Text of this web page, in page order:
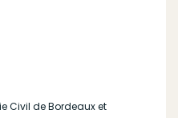
Civil de Bordeaux et